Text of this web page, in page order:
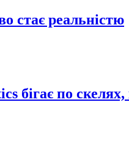
стає реальністю
бігає по